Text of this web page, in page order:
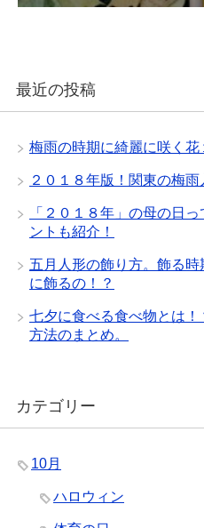
最近の投稿
梅雨の時期に綺麗に咲く花
２０１８年版！関東の梅
「２０１８年」の母の日
ントも紹介！
五月人形の飾り方。飾る
に飾るの！？
七夕に食べる食べ物とは
方法のまとめ。
カテゴリー
10月
ハロウィン